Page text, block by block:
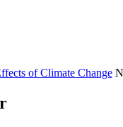
of Climate Change